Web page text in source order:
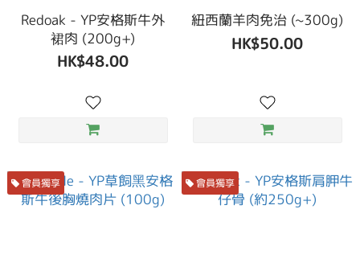
Redoak - YP安格斯牛外
裙肉 (200g+)
HK$48.00
紐西蘭羊肉免治 (~300g)
HK$50.00
會員獨享 會員獨享